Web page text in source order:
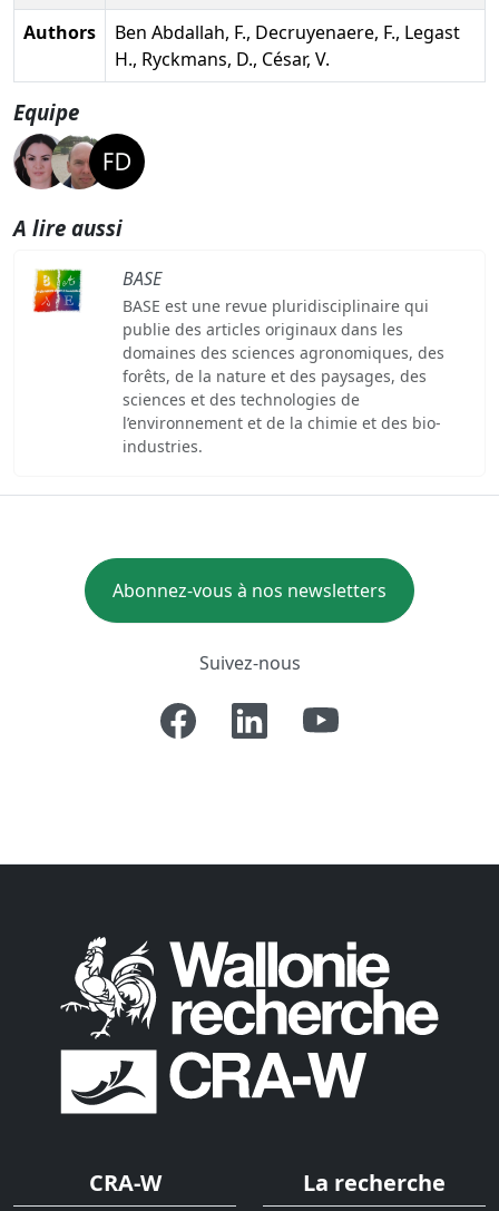
Authors
Ben Abdallah, F., Decruyenaere, F., Legast
H., Ryckmans, D., César, V.
Equipe
A lire aussi
BASE
BASE est une revue pluridisciplinaire qui
publie des articles originaux dans les
domaines des sciences agronomiques, des
forêts, de la nature et des paysages, des
sciences et des technologies de
l’environnement et de la chimie et des bio-
industries.
Abonnez-vous à nos newsletters
Suivez-nous
CRA-W La recherche